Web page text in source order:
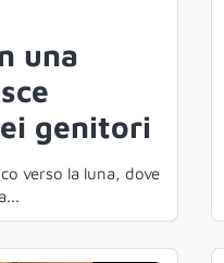
una
genitori
verso la luna, dove